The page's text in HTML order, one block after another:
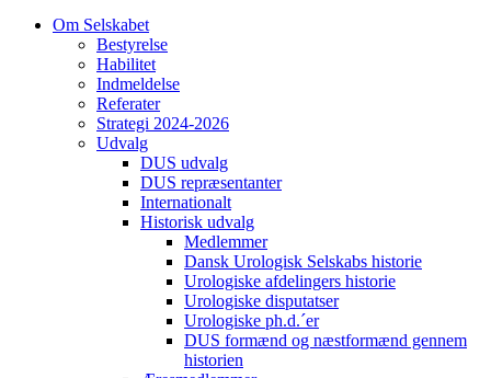
Om Selskabet
Bestyrelse
Habilitet
Indmeldelse
Referater
Strategi 2024-2026
Udvalg
DUS udvalg
DUS repræsentanter
Internationalt
Historisk udvalg
Medlemmer
Dansk Urologisk Selskabs historie
Urologiske afdelingers historie
Urologiske disputatser
Urologiske ph.d.´er
DUS formænd og næstformænd gennem
historien